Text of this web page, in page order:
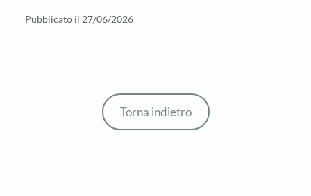
Pubblicato il 27/06/2026
Torna indietro